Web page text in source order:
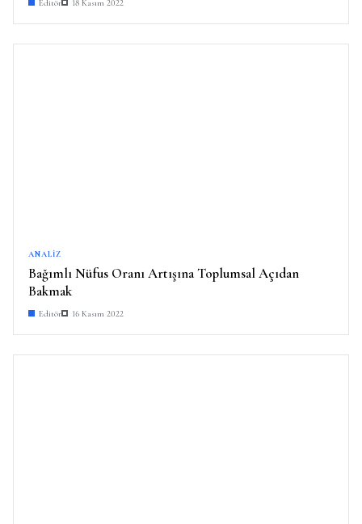
Editör 18 Kasım 2022
ANALIZ
Bağımlı Nüfus Oranı Artışına Toplumsal Açıdan
Bakmak
Editör 16 Kasım 2022